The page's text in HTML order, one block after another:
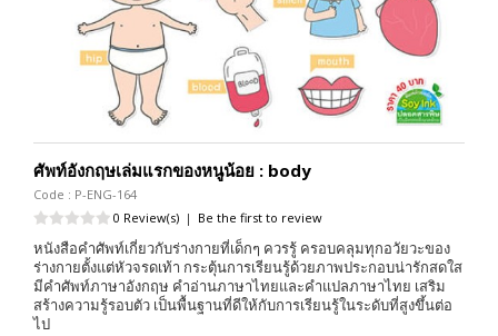
ศัพท์อังกฤษเล่มแรกของหนูน้อย : body
Code : P-ENG-164
0 Review(s) | Be the first to review
หนังสือคำศัพท์เกี่ยวกับร่างกายที่เด็กๆ ควรรู้ ครอบคลุมทุกอวัยวะของ
ร่างกายตั้งแต่หัวจรดเท้า กระตุ้นการเรียนรู้ด้วยภาพประกอบน่ารักสดใส
มีคำศัพท์ภาษาอังกฤษ คำอ่านภาษาไทยและคำแปลภาษาไทย เสริม
สร้างความรู้รอบตัว เป็นพื้นฐานที่ดีให้กับการเรียนรู้ในระดับที่สูงขึ้นต่อ
ไป